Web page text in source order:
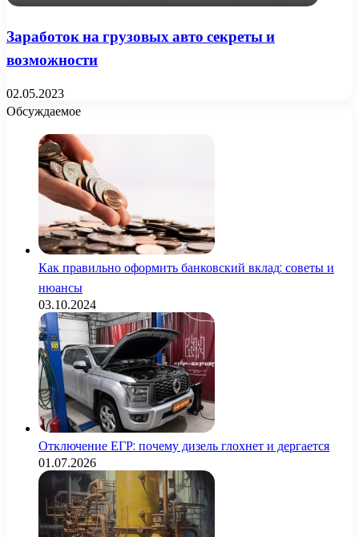
Заработок на грузовых авто секреты и
возможности
02.05.2023
Обсуждаемое
Как правильно оформить банковский вклад: советы и
нюансы
03.10.2024
Отключение ЕГР: почему дизель глохнет и дергается
01.07.2026